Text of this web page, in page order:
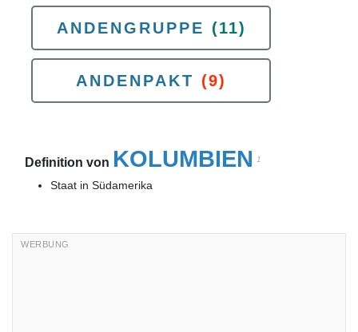
ANDENGRUPPE (11)
ANDENPAKT (9)
Definition von KOLUMBIEN 1
Staat in Südamerika